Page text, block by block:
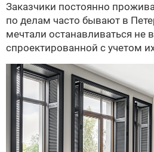
Заказчики постоянно
по делам часто бывают в
мечтали останавливаться не
спроектированной с учетом